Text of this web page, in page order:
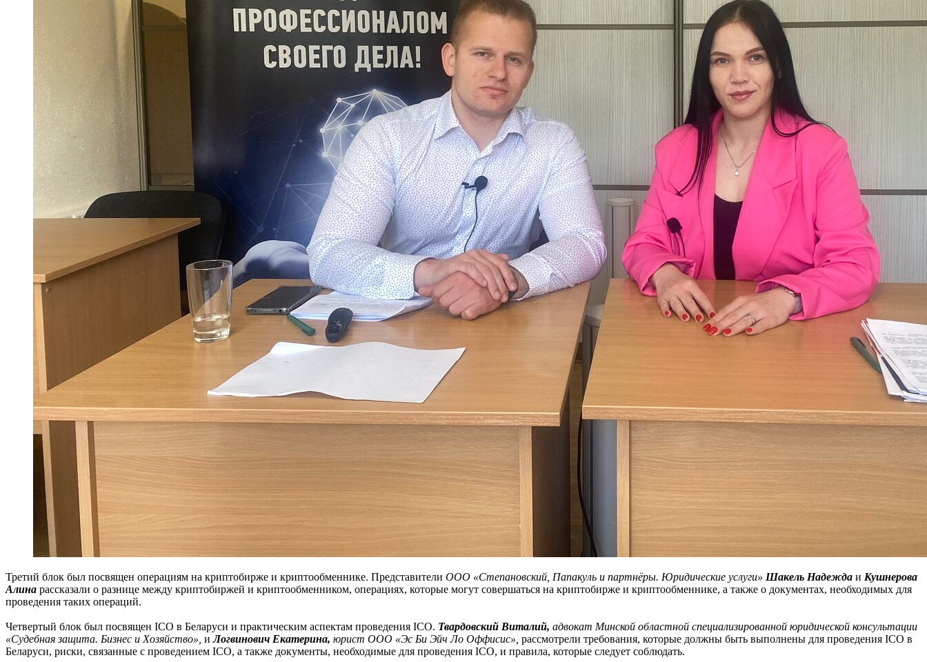
Третий блок был посвящен операциям на криптобирже и криптообменнике. Представители ООО «Степановский, Папакуль и партнёры. Юридические услуги» Шакель Надежда и Кушнерова
Алина рассказали о разнице между криптобиржей и криптообменником, операциях, которые могут совершаться на криптобирже и криптообменнике, а также о документах, необходимых для
проведения таких операций.
Четвертый блок был посвящен ICO в Беларуси и практическим аспектам проведения ICO. Твардовский Виталий, адвокат Минской областной специализированной юридической консультации
«Судебная защита. Бизнес и Хозяйство», иЛогвинович Екатерина, юрист ООО «Эс Би Эйч Ло Оффисис», рассмотрели требования, которые должны быть выполнены для проведения ICO в
Беларуси, риски, связанные с проведением ICO, а также документы, необходимые для проведения ICO, и правила, которые следует соблюдать.